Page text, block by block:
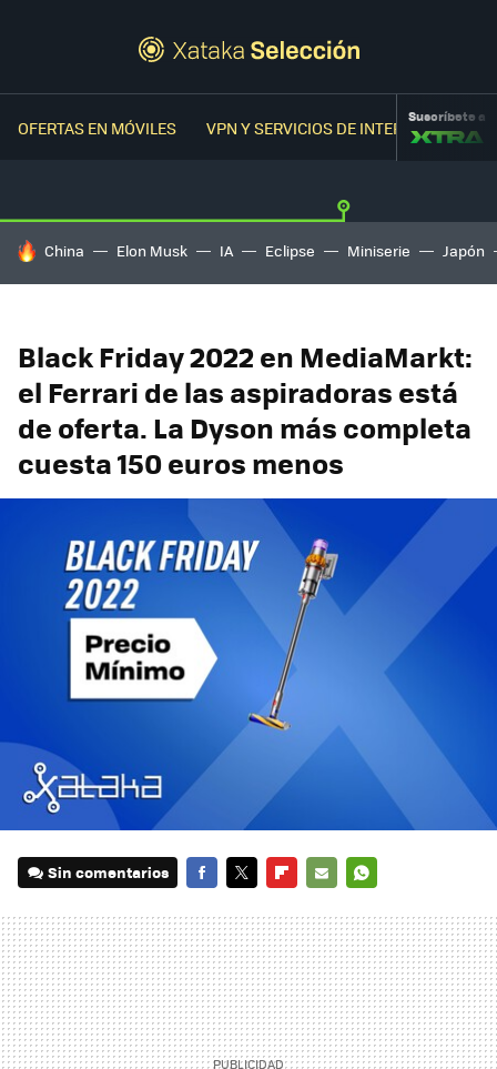
OFERTAS EN MÓVILES VPN Y SERVICIOS DE INTERNETSuscríbete a
HOY SE HABLA DE
China Elon Musk IA Eclipse Miniserie Japón
Black Friday 2022 en MediaMarkt:
el Ferrari de las aspiradoras está
de oferta. La Dyson más completa
cuesta 150 euros menos
Sin comentarios
MAIL